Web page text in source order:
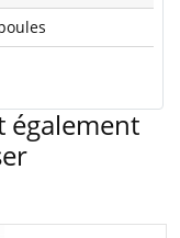
également